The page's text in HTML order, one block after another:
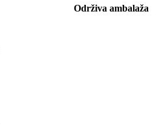
Održiva ambalaža